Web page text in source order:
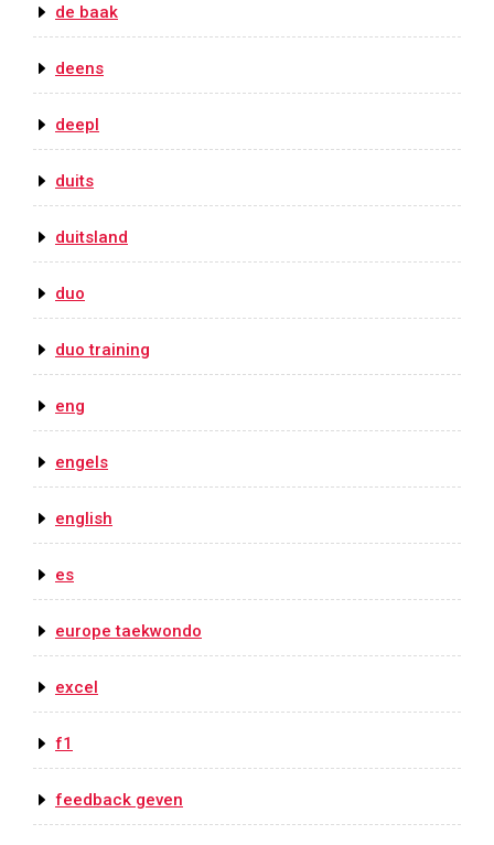
de baak
deens
deepl
duits
duitsland
duo
duo training
eng
engels
english
es
europe taekwondo
excel
f1
feedback geven